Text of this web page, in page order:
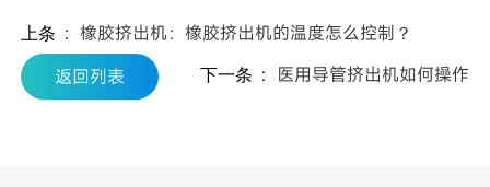
上条 ： 橡胶挤出机：橡胶挤出机的温度怎么控制？
返回列表
下一条 ： 医用导管挤出机如何操作